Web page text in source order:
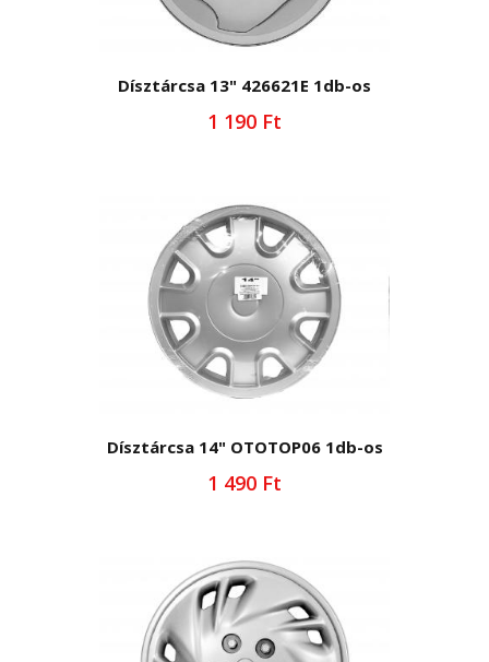
Dísztárcsa 13" 426621E 1db-os
1 190 Ft
Dísztárcsa 14" OTOTOP06 1db-os
1 490 Ft